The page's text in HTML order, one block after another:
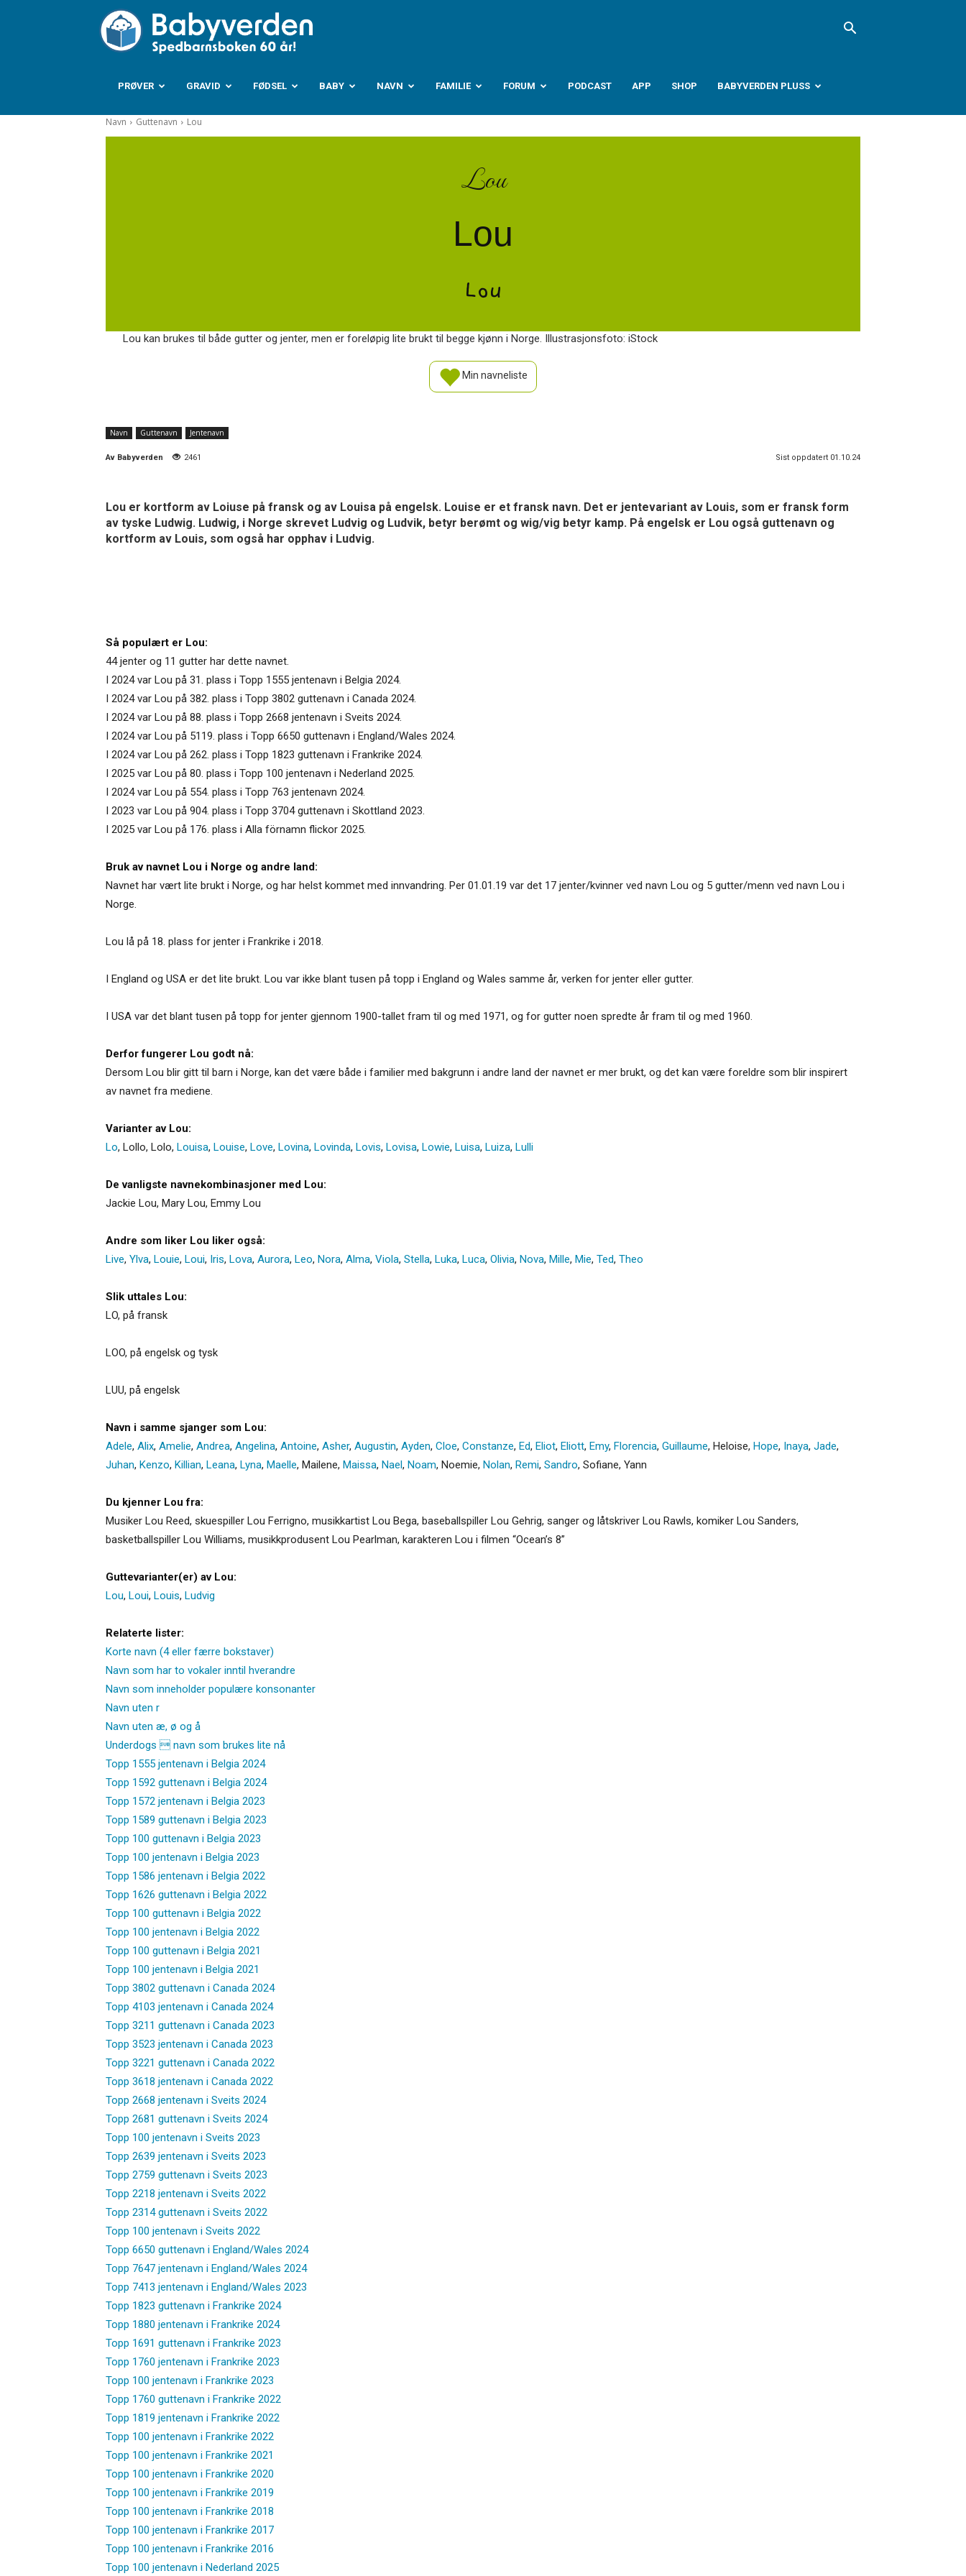
Babyverden.no
PRØVER GRAVID FØDSEL BABY NAVN FAMILIE FORUM PODCAST APP SHOP BABYVERDEN PLUSS
Navn Guttenavn Lou
Lou
Lou
Lou
Lou kan brukes til både gutter og jenter, men er foreløpig lite brukt til begge kjønn i Norge. Illustrasjonsfoto: iStock
Min navneliste
Navn Guttenavn Jentenavn
Av Babyverden 2461 Sist oppdatert 01.10.24
Lou er kortform av Loiuse på fransk og av Louisa på engelsk. Louise er et fransk navn. Det er jentevariant av Louis, som er fransk form
av tyske Ludwig. Ludwig, i Norge skrevet Ludvig og Ludvik, betyr berømt og wig/vig betyr kamp. På engelsk er Lou også guttenavn og
kortform av Louis, som også har opphav i Ludvig.
Så populært er Lou:
44 jenter og 11 gutter har dette navnet.
I 2024 var Lou på 31. plass i Topp 1555 jentenavn i Belgia 2024.
I 2024 var Lou på 382. plass i Topp 3802 guttenavn i Canada 2024.
I 2024 var Lou på 88. plass i Topp 2668 jentenavn i Sveits 2024.
I 2024 var Lou på 5119. plass i Topp 6650 guttenavn i England/Wales 2024.
I 2024 var Lou på 262. plass i Topp 1823 guttenavn i Frankrike 2024.
I 2025 var Lou på 80. plass i Topp 100 jentenavn i Nederland 2025.
I 2024 var Lou på 554. plass i Topp 763 jentenavn 2024.
I 2023 var Lou på 904. plass i Topp 3704 guttenavn i Skottland 2023.
I 2025 var Lou på 176. plass i Alla förnamn flickor 2025.
Bruk av navnet Lou i Norge og andre land:
Navnet har vært lite brukt i Norge, og har helst kommet med innvandring. Per 01.01.19 var det 17 jenter/kvinner ved navn Lou og 5 gutter/menn ved navn Lou i
Norge.
Lou lå på 18. plass for jenter i Frankrike i 2018.
I England og USA er det lite brukt. Lou var ikke blant tusen på topp i England og Wales samme år, verken for jenter eller gutter.
I USA var det blant tusen på topp for jenter gjennom 1900-tallet fram til og med 1971, og for gutter noen spredte år fram til og med 1960.
Derfor fungerer Lou godt nå:
Dersom Lou blir gitt til barn i Norge, kan det være både i familier med bakgrunn i andre land der navnet er mer brukt, og det kan være foreldre som blir inspirert
av navnet fra mediene.
Varianter av Lou:
Lo, Lollo, Lolo, Louisa, Louise, Love, Lovina, Lovinda, Lovis, Lovisa, Lowie, Luisa, Luiza, Lulli
De vanligste navnekombinasjoner med Lou:
Jackie Lou, Mary Lou, Emmy Lou
Andre som liker Lou liker også:
Live, Ylva, Louie, Loui, Iris, Lova, Aurora, Leo, Nora, Alma, Viola, Stella, Luka, Luca, Olivia, Nova, Mille, Mie, Ted, Theo
Slik uttales Lou:
LO, på fransk
LOO, på engelsk og tysk
LUU, på engelsk
Navn i samme sjanger som Lou:
Adele, Alix, Amelie, Andrea, Angelina, Antoine, Asher, Augustin, Ayden, Cloe, Constanze, Ed, Eliot, Eliott, Emy, Florencia, Guillaume, Heloise, Hope, Inaya, Jade,
Juhan, Kenzo, Killian, Leana, Lyna, Maelle, Mailene, Maissa, Nael, Noam, Noemie, Nolan, Remi, Sandro, Sofiane, Yann
Du kjenner Lou fra:
Musiker Lou Reed, skuespiller Lou Ferrigno, musikkartist Lou Bega, baseballspiller Lou Gehrig, sanger og låtskriver Lou Rawls, komiker Lou Sanders,
basketballspiller Lou Williams, musikkprodusent Lou Pearlman, karakteren Lou i filmen “Ocean’s 8”
Guttevarianter(er) av Lou:
Lou, Loui, Louis, Ludvig
Relaterte lister:
Korte navn (4 eller færre bokstaver)
Navn som har to vokaler inntil hverandre
Navn som inneholder populære konsonanter
Navn uten r
Navn uten æ, ø og å
Underdogs  navn som brukes lite nå
Topp 1555 jentenavn i Belgia 2024
Topp 1592 guttenavn i Belgia 2024
Topp 1572 jentenavn i Belgia 2023
Topp 1589 guttenavn i Belgia 2023
Topp 100 guttenavn i Belgia 2023
Topp 100 jentenavn i Belgia 2023
Topp 1586 jentenavn i Belgia 2022
Topp 1626 guttenavn i Belgia 2022
Topp 100 guttenavn i Belgia 2022
Topp 100 jentenavn i Belgia 2022
Topp 100 guttenavn i Belgia 2021
Topp 100 jentenavn i Belgia 2021
Topp 3802 guttenavn i Canada 2024
Topp 4103 jentenavn i Canada 2024
Topp 3211 guttenavn i Canada 2023
Topp 3523 jentenavn i Canada 2023
Topp 3221 guttenavn i Canada 2022
Topp 3618 jentenavn i Canada 2022
Topp 2668 jentenavn i Sveits 2024
Topp 2681 guttenavn i Sveits 2024
Topp 100 jentenavn i Sveits 2023
Topp 2639 jentenavn i Sveits 2023
Topp 2759 guttenavn i Sveits 2023
Topp 2218 jentenavn i Sveits 2022
Topp 2314 guttenavn i Sveits 2022
Topp 100 jentenavn i Sveits 2022
Topp 6650 guttenavn i England/Wales 2024
Topp 7647 jentenavn i England/Wales 2024
Topp 7413 jentenavn i England/Wales 2023
Topp 1823 guttenavn i Frankrike 2024
Topp 1880 jentenavn i Frankrike 2024
Topp 1691 guttenavn i Frankrike 2023
Topp 1760 jentenavn i Frankrike 2023
Topp 100 jentenavn i Frankrike 2023
Topp 1760 guttenavn i Frankrike 2022
Topp 1819 jentenavn i Frankrike 2022
Topp 100 jentenavn i Frankrike 2022
Topp 100 jentenavn i Frankrike 2021
Topp 100 jentenavn i Frankrike 2020
Topp 100 jentenavn i Frankrike 2019
Topp 100 jentenavn i Frankrike 2018
Topp 100 jentenavn i Frankrike 2017
Topp 100 jentenavn i Frankrike 2016
Topp 100 jentenavn i Nederland 2025